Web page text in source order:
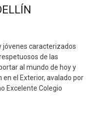
jóvenes caracterizados
de las
al mundo de hoy y
el Exterior, avalado por
Excelente Colegio